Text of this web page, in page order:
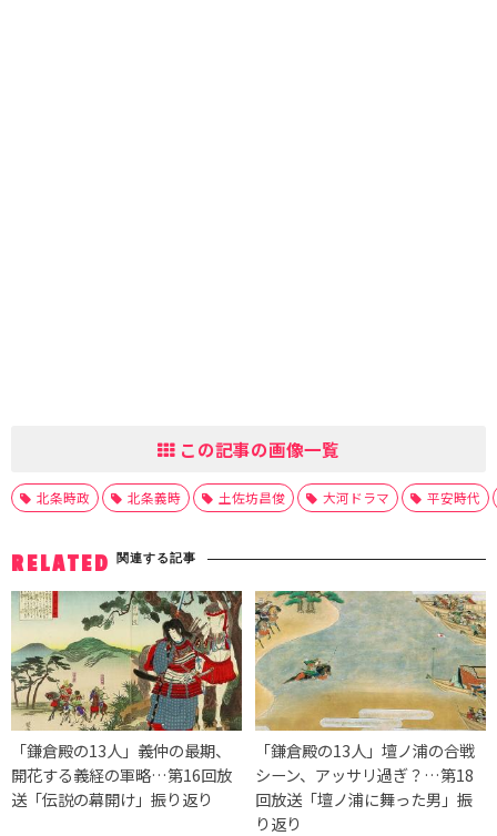
この記事の画像一覧
北条時政 北条義時 土佐坊昌俊 大河ドラマ 平安時代
RELATED 関連する記事
「鎌倉殿の13人」義仲の最期、
開花する義経の軍略…第16回放
送「伝説の幕開け」振り返り
「鎌倉殿の13人」壇ノ浦の合戦
シーン、アッサリ過ぎ？…第18
回放送「壇ノ浦に舞った男」振
り返り